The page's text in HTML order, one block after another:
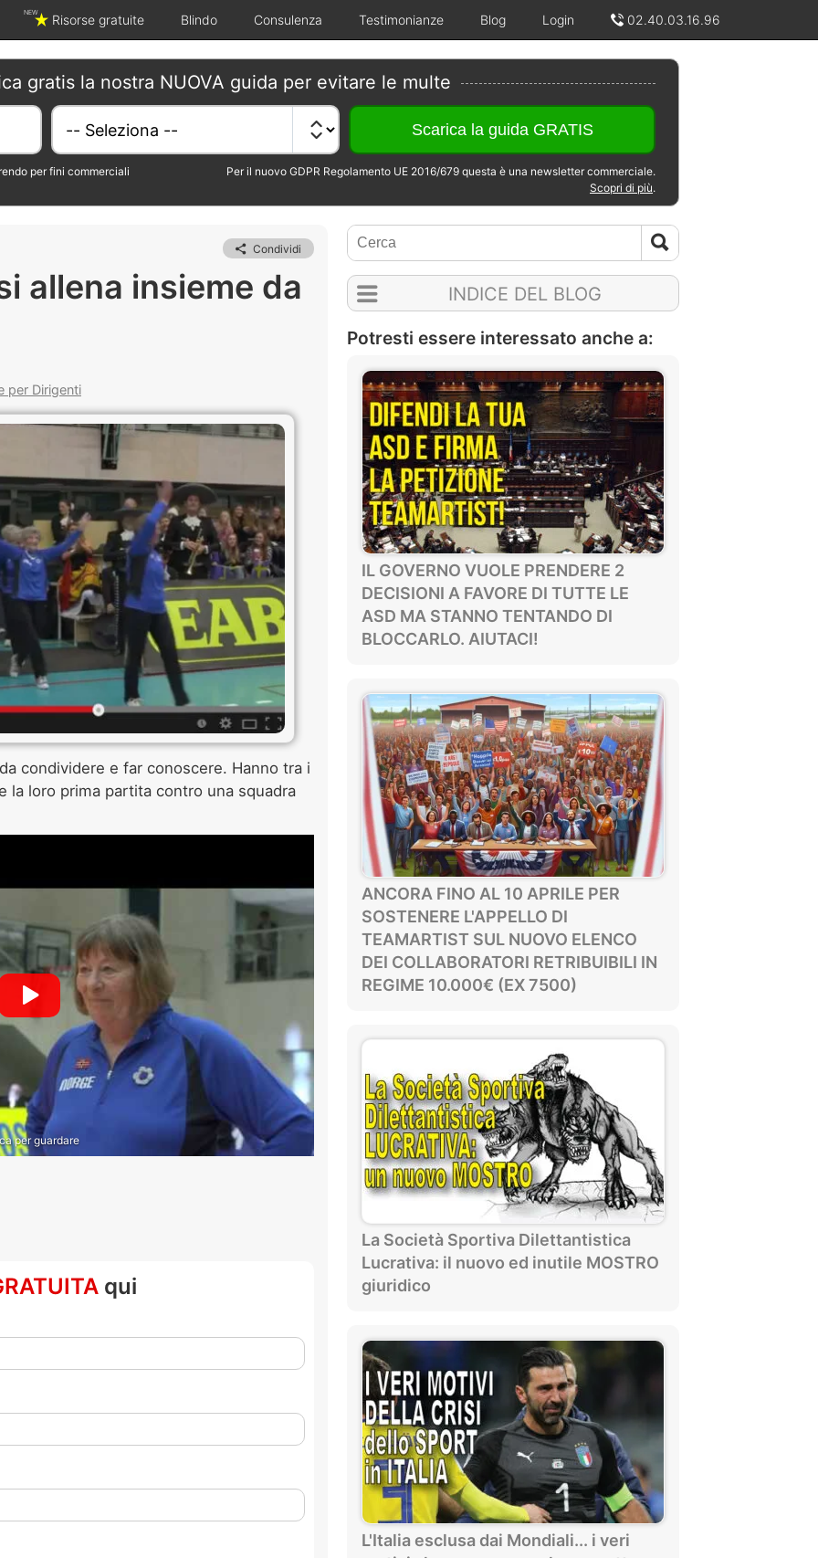
NEW Risorse gratuite Blindo Consulenza Testimonianze Blog Login 02.40.03.16.96
gratis la nostra NUOVA guida per evitare le multe
per fini commerciali
Per il nuovo GDPR Regolamento UE 2016/679 questa è una newsletter commerciale.
Scopri di più.
Condividi
allena insieme da
per Dirigenti
condividere e far conoscere. Hanno tra i
la loro prima partita contro una squadra
per guardare
qui
INDICE DEL BLOG
Potresti essere interessato anche a:
IL GOVERNO VUOLE PRENDERE 2
DECISIONI A FAVORE DI TUTTE LE
ASD MA STANNO TENTANDO DI
BLOCCARLO. AIUTACI!
ANCORA FINO AL 10 APRILE PER
SOSTENERE L'APPELLO DI
TEAMARTIST SUL NUOVO ELENCO
DEI COLLABORATORI RETRIBUIBILI IN
REGIME 10.000€ (EX 7500)
La Società Sportiva Dilettantistica
Lucrativa: il nuovo ed inutile MOSTRO
giuridico
L'Italia esclusa dai Mondiali... i veri